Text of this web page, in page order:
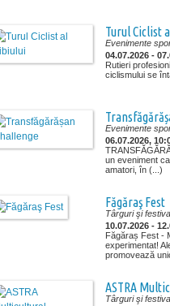
Turul Ciclist
Evenimente
04.07.2026 -
Rutieri
ciclismului se
Evenimente
06.07.2026,
un eveniment
amatori, în (...)
Făgăraş Fest
Târguri şi
10.07.2026 -
Făgăraș Fest -
experimentat!
promovează
ASTRA
Târguri şi